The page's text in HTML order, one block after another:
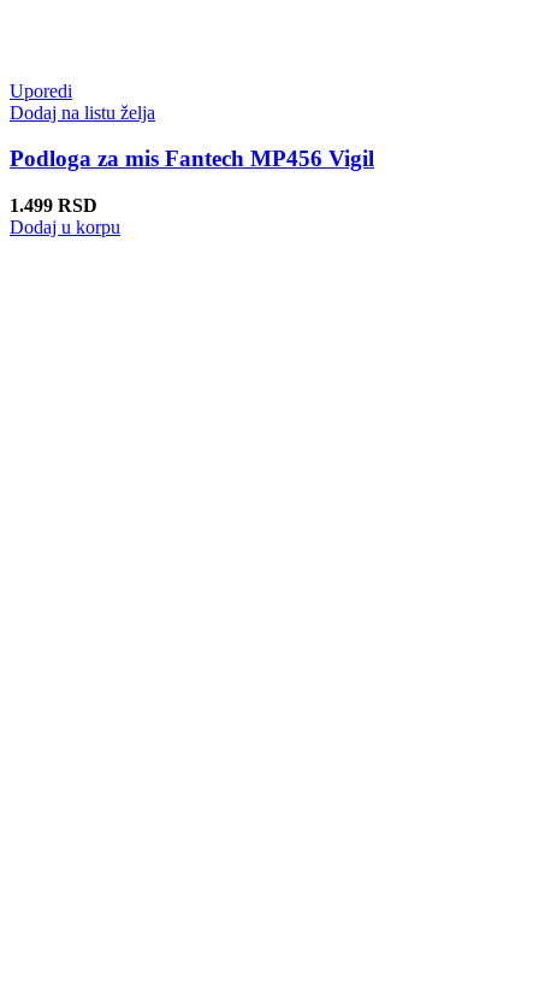
Uporedi
Dodaj na listu želja
Podloga za mis Fantech MP456 Vigil
1.499 RSD
Dodaj u korpu